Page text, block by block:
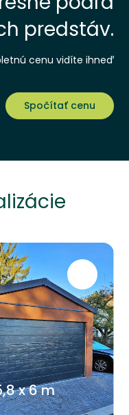
predstáv.
cenu vidíte ihneď
Spočítať cenu
x 6 m